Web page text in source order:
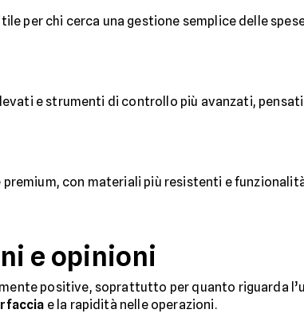
per chi cerca una gestione semplice delle
e strumenti di controllo più avanzati,
premium, con materiali più resistenti e
e opinioni
positive, soprattutto per quanto riguarda
e la rapidità nelle operazioni.